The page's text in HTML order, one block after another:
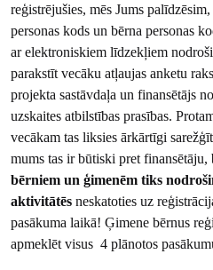
reģistrējušies, mēs Jums
personas kods un bērna personas
ar elektroniskiem līdzekļiem
parakstīt vecāku atļaujas anketu
projekta sastāvdaļa un finansētājs
uzskaites atbilstības prasības.
vecākam tas liksies ārkārtīgi
mums tas ir būtiski pret
bērniem un ģimenēm tiks
aktivitātēs neskatoties uz
pasākuma laikā! Ģimene bērnus
apmeklēt visus 4 plānotos